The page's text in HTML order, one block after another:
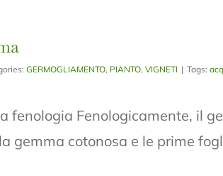
GERMOGLIAMENTO, PIANTO, VIGNETI | Tags:
fenologia Fenologicamente, il
gemma cotonosa e le prime